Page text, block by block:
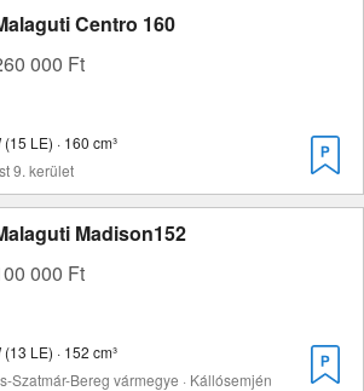
Centro 160
000 Ft
LE) · 160 cm³
9. kerület
Madison152
000 Ft
LE) · 152 cm³
Szatmár-Bereg vármegye · Kállósemjén